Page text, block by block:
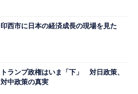
印西市に日本の経済成長の現場を見た
トランプ政権はいま「下」 対日政策、
対中政策の真実